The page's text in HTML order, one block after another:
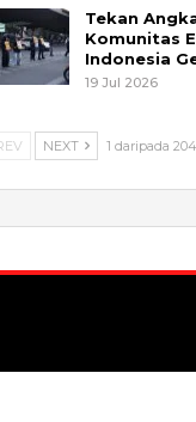
Tekan
Komunitas
Indonesia
19 Jul 2026
NEXT 1 daripada 204